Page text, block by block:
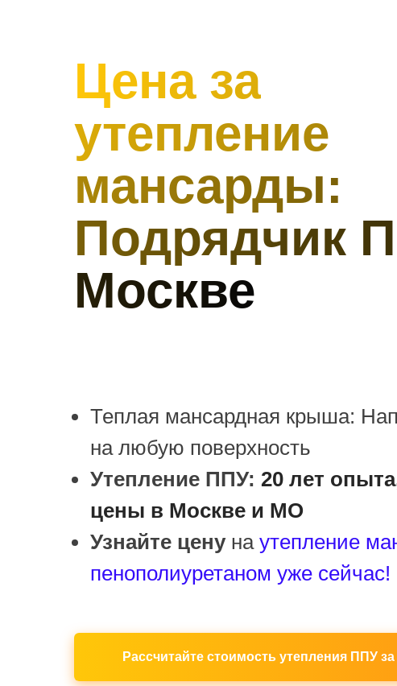
Цена за
утепление
мансарды:
Подрядчик
Москве
Теплая мансардная крыша:
на любую поверхность
Утепление ППУ: 20 лет
цены в Москве и МО
Узнайте цену на утепление
пенополиуретаном уже сейчас!
Рассчитайте стоимость утепления ППУ